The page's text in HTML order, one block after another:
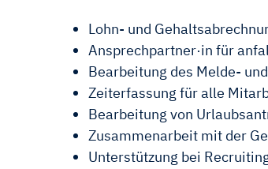
Lohn- und
Ansprechpartner·in für
Bearbeitung des Melde-
Zeiterfassung für alle
Bearbeitung von
Zusammenarbeit mit der
Unterstützung bei